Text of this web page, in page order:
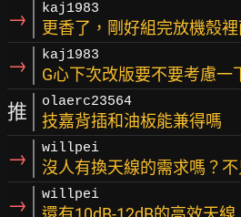
→ kaj1983
更香了，剛好組完放機殼裡
→ kaj1983
G心下次改版要不要考慮一
推 olaerc23564
技嘉背插和油板能兼得嗎
→ willpei
沒人有換天線的需求嗎？不
→ willpei